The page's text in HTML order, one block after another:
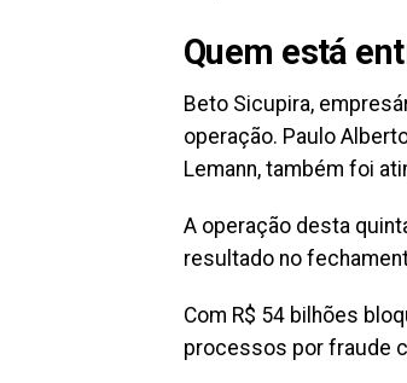
Quem está
Beto Sicupira,
operação. Paulo
Lemann, também foi
A operação desta
resultado no
Com R$ 54 bilhões
processos por fraude